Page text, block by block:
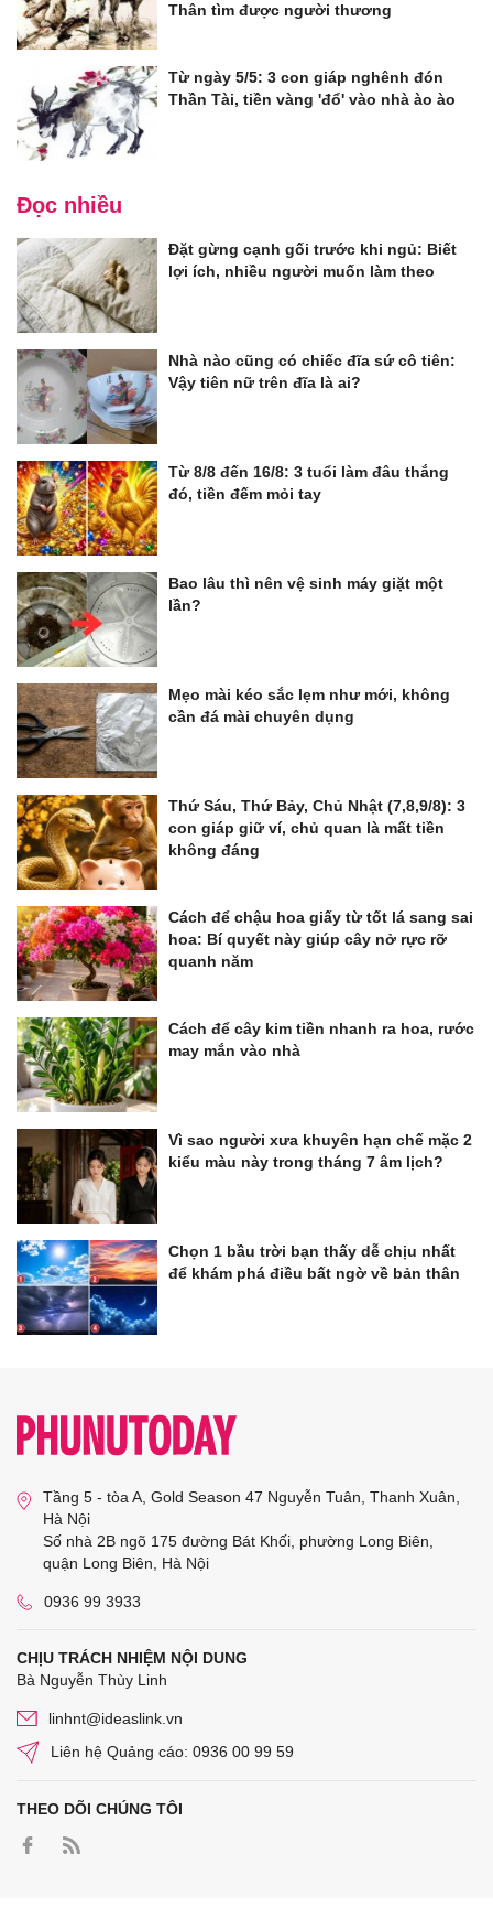
Thân tìm được người thương
Từ ngày 5/5: 3 con giáp nghênh đón
Thần Tài, tiền vàng 'đổ' vào nhà ào ào
Đọc nhiều
Đặt gừng cạnh gối trước khi ngủ: Biết
lợi ích, nhiều người muốn làm theo
Nhà nào cũng có chiếc đĩa sứ cô tiên:
Vậy tiên nữ trên đĩa là ai?
Từ 8/8 đến 16/8: 3 tuổi làm đâu thắng
đó, tiền đếm mỏi tay
Bao lâu thì nên vệ sinh máy giặt một
lần?
Mẹo mài kéo sắc lẹm như mới, không
cần đá mài chuyên dụng
Thứ Sáu, Thứ Bảy, Chủ Nhật (7,8,9/8): 3
con giáp giữ ví, chủ quan là mất tiền
không đáng
Cách để chậu hoa giấy từ tốt lá sang sai
hoa: Bí quyết này giúp cây nở rực rỡ
quanh năm
Cách để cây kim tiền nhanh ra hoa, rước
may mắn vào nhà
Vì sao người xưa khuyên hạn chế mặc 2
kiểu màu này trong tháng 7 âm lịch?
Chọn 1 bầu trời bạn thấy dễ chịu nhất
để khám phá điều bất ngờ về bản thân
Tầng 5 - tòa A, Gold Season 47 Nguyễn Tuân, Thanh Xuân,
Hà Nội
Số nhà 2B ngõ 175 đường Bát Khối, phường Long Biên,
quận Long Biên, Hà Nội
0936 99 3933
CHỊU TRÁCH NHIỆM NỘI DUNG
Bà Nguyễn Thùy Linh
linhnt@ideaslink.vn
Liên hệ Quảng cáo: 0936 00 99 59
THEO DÕI CHÚNG TÔI